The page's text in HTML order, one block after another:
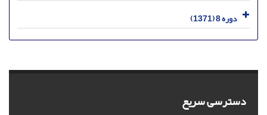
دوره 8 (1371)
دسترسی سریع